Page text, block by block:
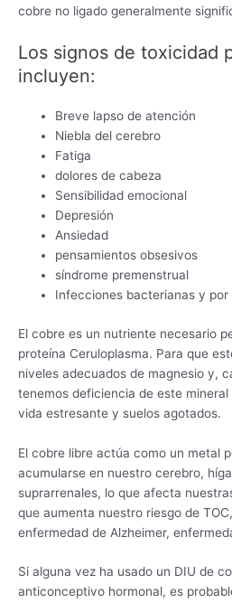
cobre no ligado generalmente
Los signos de toxicidad
incluyen:
Breve lapso de atención
Niebla del cerebro
Fatiga
dolores de cabeza
Sensibilidad emocional
Depresión
Ansiedad
pensamientos obsesivos
síndrome premenstrual
Infecciones bacterianas y por
El cobre es un nutriente necesario
proteína Ceruloplasma. Para que
niveles adecuados de magnesio y,
tenemos deficiencia de este
vida estresante y suelos agotados.
El cobre libre actúa como un metal
acumularse en nuestro cerebro,
suprarrenales, lo que afecta
que aumenta nuestro riesgo de
enfermedad de Alzheimer,
Si alguna vez ha usado un DIU de
anticonceptivo hormonal, es